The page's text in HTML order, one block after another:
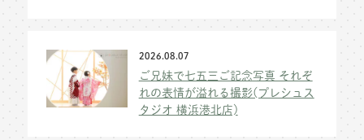
2026.08.07
ご兄妹で七五三ご記念写真 それぞ
れの表情が溢れる撮影(プレシュス
タジオ 横浜港北店)